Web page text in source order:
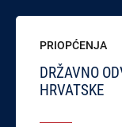
PRIOPĆENJA
DRŽAVNO
HRVATSKE